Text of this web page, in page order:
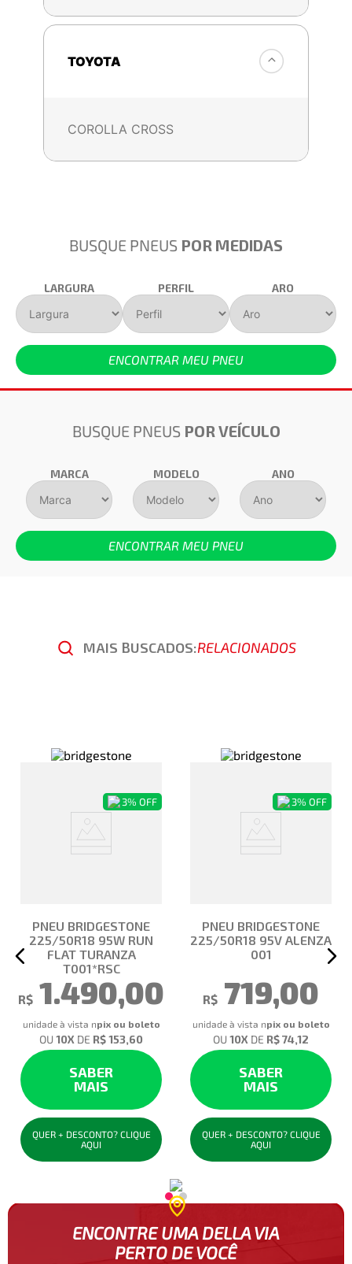
TOYOTA
COROLLA CROSS
BUSQUE PNEUS POR MEDIDAS
LARGURA PERFIL ARO
ENCONTRAR MEU PNEU
BUSQUE PNEUS POR VEÍCULO
MARCA MODELO ANO
ENCONTRAR MEU PNEU
MAIS BUSCADOS:RELACIONADOS
3% OFF
PNEU BRIDGESTONE
225/50R18 95W RUN
FLAT TURANZA
T001*RSC
R$ 1.490,00
unidade à vista no pix
OU10X DE R$ 153,60
SABER
MAIS
QUER + DESCONTO? CLIQUE
AQUI
3% OFF
PNEU BRIDGESTONE
225/50R18 95V ALENZA
001
R$ 719,00
unidade à vista no pix
OU10X DE R$ 74,12
SABER
MAIS
QUER + DESCONTO? CLIQUE
AQUI
ENCONTRE UMA DELLA VIA
PERTO DE VOCÊ